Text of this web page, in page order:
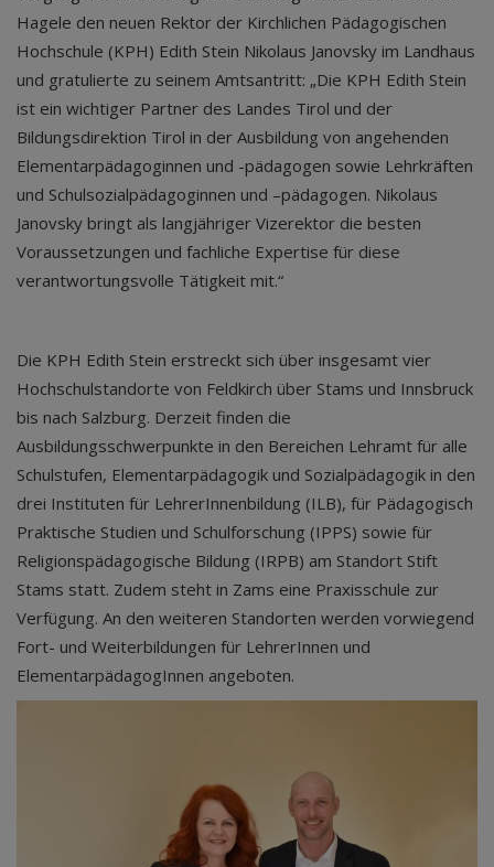
Hagele den neuen Rektor der Kirchlichen Pädagogischen
Hochschule (KPH) Edith Stein Nikolaus Janovsky im Landhaus
und gratulierte zu seinem Amtsantritt: „Die KPH Edith Stein
ist ein wichtiger Partner des Landes Tirol und der
Bildungsdirektion Tirol in der Ausbildung von angehenden
Elementarpädagoginnen und -pädagogen sowie Lehrkräften
und Schulsozialpädagoginnen und –pädagogen. Nikolaus
Janovsky bringt als langjähriger Vizerektor die besten
Voraussetzungen und fachliche Expertise für diese
verantwortungsvolle Tätigkeit mit.“
Die KPH Edith Stein erstreckt sich über insgesamt vier
Hochschulstandorte von Feldkirch über Stams und Innsbruck
bis nach Salzburg. Derzeit finden die
Ausbildungsschwerpunkte in den Bereichen Lehramt für alle
Schulstufen, Elementarpädagogik und Sozialpädagogik in den
drei Instituten für LehrerInnenbildung (ILB), für Pädagogisch
Praktische Studien und Schulforschung (IPPS) sowie für
Religionspädagogische Bildung (IRPB) am Standort Stift
Stams statt. Zudem steht in Zams eine Praxisschule zur
Verfügung. An den weiteren Standorten werden vorwiegend
Fort- und Weiterbildungen für LehrerInnen und
ElementarpädagogInnen angeboten.